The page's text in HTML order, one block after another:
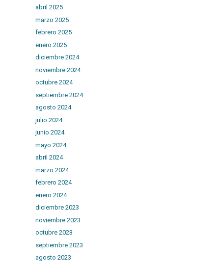
abril 2025
marzo 2025
febrero 2025
enero 2025
diciembre 2024
noviembre 2024
octubre 2024
septiembre 2024
agosto 2024
julio 2024
junio 2024
mayo 2024
abril 2024
marzo 2024
febrero 2024
enero 2024
diciembre 2023
noviembre 2023
octubre 2023
septiembre 2023
agosto 2023